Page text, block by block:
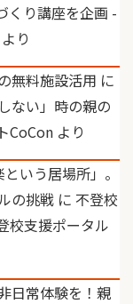
くり講座を企画 -
より
無料施設活用 に
ない」時の親の
CoCon より
いう居場所」。
の挑戦 に 不登校
校支援ポータル
日常体験を！親